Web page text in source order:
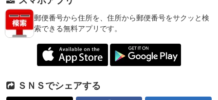
郵便番号から住所を、住所から郵便番号をサクッと検
索できる無料アプリです。
ＳＮＳでシェアする